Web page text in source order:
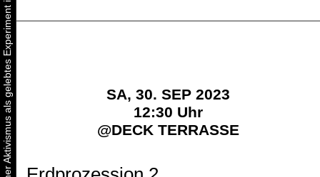
SA, 30. SEP 2023
12:30 Uhr
@DECK TERRASSE